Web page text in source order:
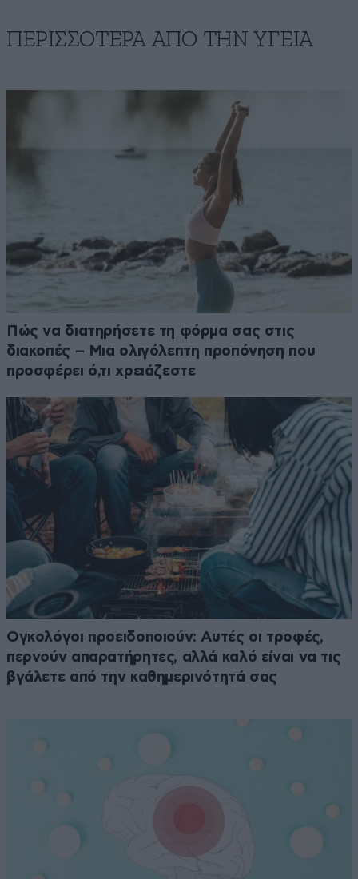
ΠΕΡΙΣΣΟΤΕΡΑ ΑΠΟ ΤΗΝ ΥΓΕΙΑ
Πώς να διατηρήσετε τη φόρμα σας στις
διακοπές – Μια ολιγόλεπτη προπόνηση που
προσφέρει ό,τι χρειάζεστε
Ογκολόγοι προειδοποιούν: Αυτές οι τροφές,
περνούν απαρατήρητες, αλλά καλό είναι να τις
βγάλετε από την καθημερινότητά σας